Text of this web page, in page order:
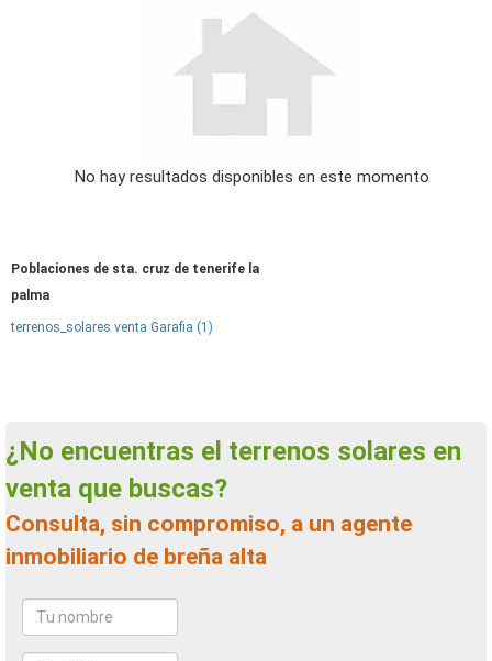
No hay resultados disponibles en este momento
Poblaciones de sta. cruz de tenerife la
palma
terrenos_solares venta Garafia (1)
¿No encuentras el terrenos solares en
venta que buscas?
Consulta, sin compromiso, a un agente
inmobiliario de breña alta